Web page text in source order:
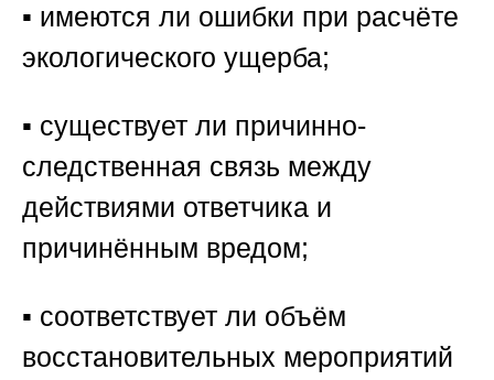
▪️ имеются ли ошибки при расчёте
экологического ущерба;
▪️ существует ли причинно-
следственная связь между
действиями ответчика и
причинённым вредом;
▪️ соответствует ли объём
восстановительных мероприятий